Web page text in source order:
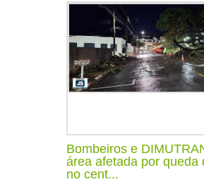
Bombeiros e
área afetada por queda
no cent...